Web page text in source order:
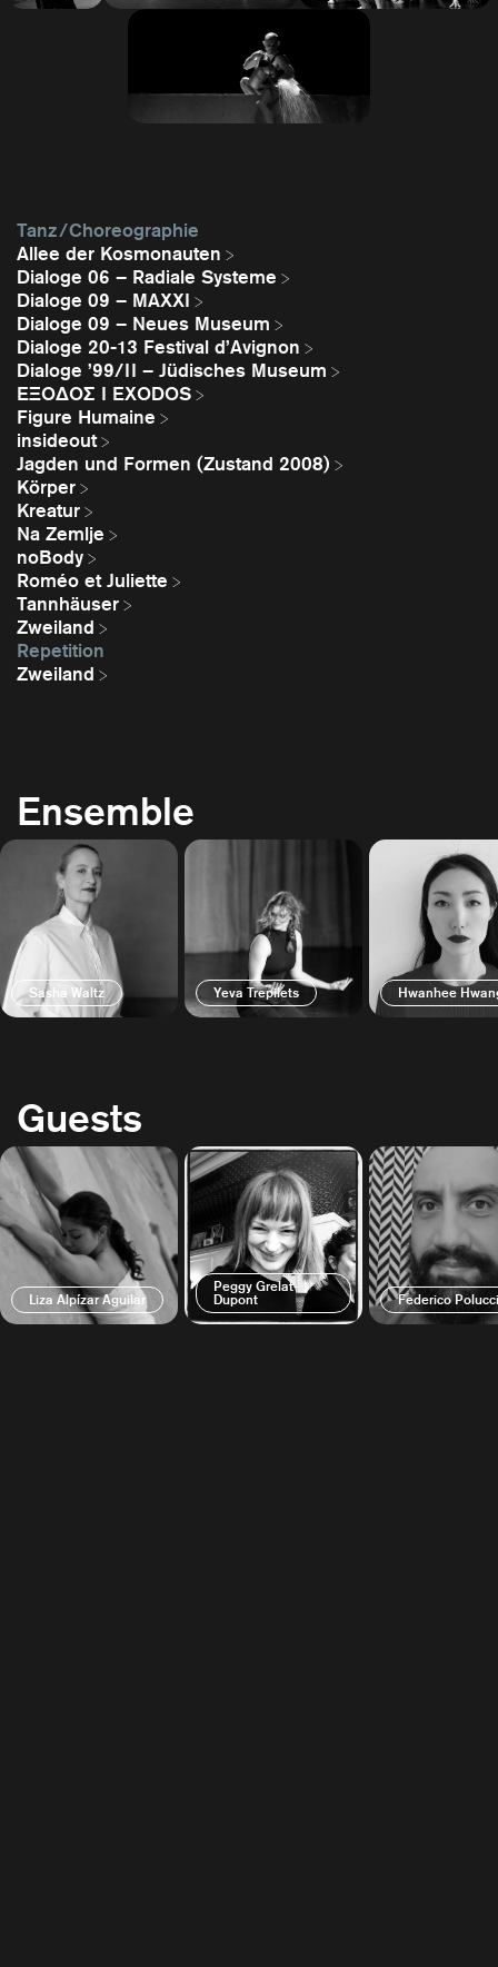
Tanz / Choreographie
Allee der Kosmonauten
Dialoge 06 – Radiale Systeme
Dialoge 09 – MAXXI
Dialoge 09 – Neues Museum
Dialoge 20-13 Festival d’Avignon
Dialoge ’99/II – Jüdisches Museum
EΞΟΔΟΣ I EXODOS
Figure Humaine
insideout
Jagden und Formen (Zustand 2008)
Körper
Kreatur
Na Zemlje
noBody
Roméo et Juliette
Tannhäuser
Zweiland
Repetition
Zweiland
Ensemble
Sasha Waltz Yeva Trepilets Hwanhee
Guests
Liza Alpízar Aguilar
Peggy Grelat-
Dupont
Federico Polucci